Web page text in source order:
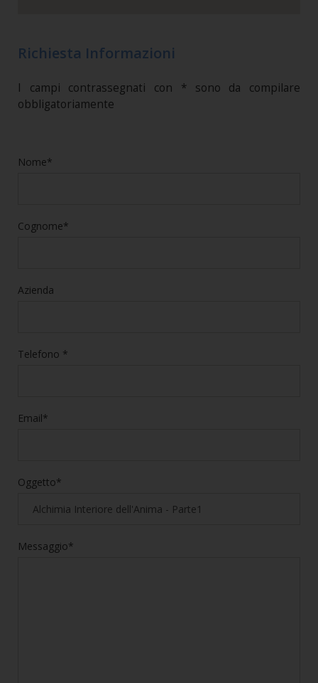
Richiesta Informazioni
I campi contrassegnati con * sono da compilare
obbligatoriamente
Nome*
Cognome*
Azienda
Telefono *
Email*
Oggetto*
Messaggio*